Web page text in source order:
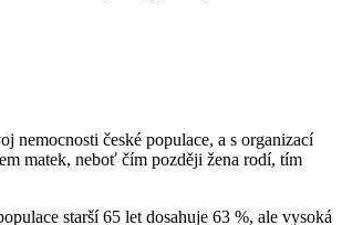
české populace, a s organizací
matek, neboť čím později žena rodí, tím
starší 65 let dosahuje 63 %, ale vysoká